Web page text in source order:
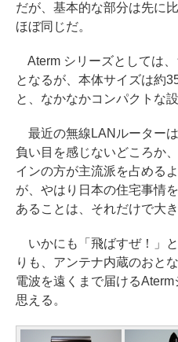
だが、基本的な部分は先に
ほぼ同じだ。
Aterm シリーズとしては
となるが、本体サイズは約
と、なかなかコンパクトな
最近の無線LANルーター
負い目を感じないどころか
インの方が主流派を占める
が、やはり日本の住宅事情
あることは、それだけで大
いかにも「飛ばすぜ！」
りも、アンテナ内蔵のおと
電波を遠くまで届ける
思える。